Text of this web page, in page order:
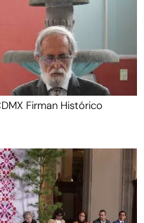
Firman Histórico